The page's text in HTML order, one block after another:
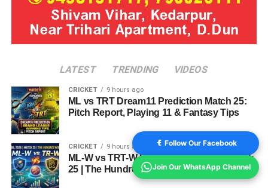
LATEST TRENDING VIDEOS
CRICKET 9 hours ago
ML vs TRT Dream11 Prediction Match 25:
Pitch Report, Playing 11 & Fantasy Tips
CRICKET 9 hours ago
ML-W vs TRT-W Dream11 Prediction Match
25 | The Hundred Women 2026
Follow Our Facebook
Join Our WhatsApp Channel